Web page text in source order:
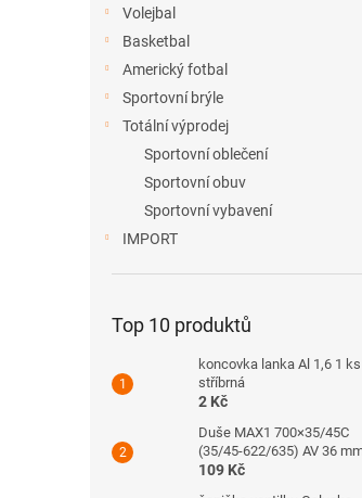
Volejbal
Basketbal
Americký fotbal
Sportovní brýle
Totální výprodej
Sportovní oblečení
Sportovní obuv
Sportovní vybavení
IMPORT
Top 10 produktů
koncovka lanka Al 1,6 1 ks
stříbrná
2 Kč
Duše MAX1 700×35/45C
(35/45-622/635) AV 36
109 Kč